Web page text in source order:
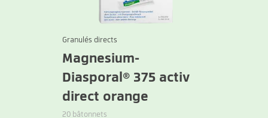
Granulés directs
Magnesium-
Diasporal® 375 activ
direct orange
20 bâtonnets